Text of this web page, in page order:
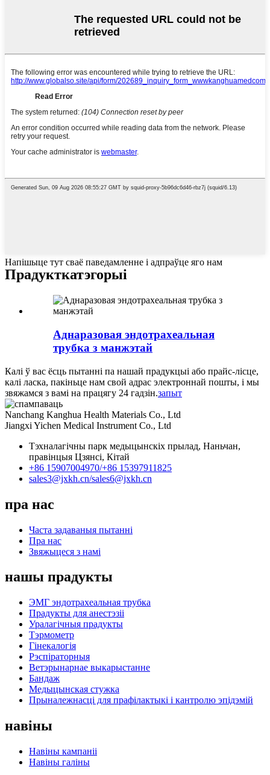
Напішыце тут сваё паведамленне і адпраўце яго нам
Прадукткатэгорыі
Аднаразовая эндотрахеальная
трубка з манжэтай
Калі ў вас ёсць пытанні па нашай прадукцыі або прайс-лісце,
калі ласка, пакіньце нам свой адрас электроннай пошты, і мы
звяжамся з вамі на працягу 24 гадзін.запыт
Nanchang Kanghua Health Materials Co., Ltd
Jiangxi Yichen Medical Instrument Co., Ltd
Тэхналагічны парк медыцынскіх прылад, Наньчан,
правінцыя Цзянсі, Кітай
+86 15907004970/+86 15397911825
sales3@jxkh.cn/sales6@jxkh.cn
пра нас
Часта задаваныя пытанні
Пра нас
Звяжыцеся з намі
нашы прадукты
ЭМГ эндотрахеальная трубка
Прадукты для анестэзіі
Уралагічныя прадукты
Тэрмометр
Гінекалогія
Рэспіраторныя
Ветэрынарнае выкарыстанне
Бандаж
Медыцынская стужка
Прыналежнасці для прафілактыкі і кантролю эпідэмій
навіны
Навіны кампаніі
Навіны галіны